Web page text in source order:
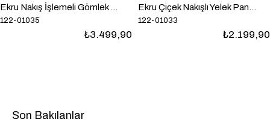
Ekru Nakış İşlemeli Gömlek Pantolon İthal Takım
122-01035
₺3.499,90
Ekru Çiçek Nakışlı Yelek Pantolon Takım
122-01033
₺2.199,90
Son Bakılanlar